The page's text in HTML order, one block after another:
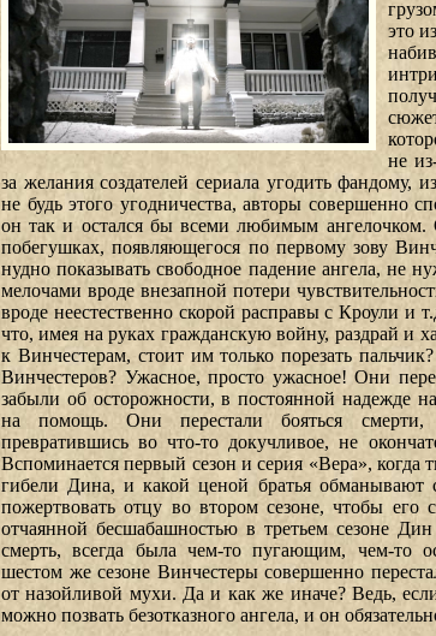
это
не
за желания создателей сериала угодить фандому,
не будь этого угодничества, авторы совершенно
он так и остался бы всеми любимым
побегушках, появляющегося по первому зову
нудно показывать свободное падение ангела, не
мелочами вроде внезапной потери
вроде неестественно скорой расправы с Кроули и
что, имея на руках гражданскую войну, раздрай и
к Винчестерам, стоит им только порезать
Винчестеров? Ужасное, просто ужасное! Они
забыли об осторожности, в постоянной надежде
на помощь. Они перестали бояться смерти,
превратившись во что-то докучливое, не
Вспоминается первый сезон и серия «Вера»,
гибели Дина, и какой ценой братья обманывают
пожертвовать отцу во втором сезоне, чтобы
отчаянной бесшабашностью в третьем сезоне
смерть, всегда была чем-то пугающим, чем-то
шестом же сезоне Винчестеры совершенно
от назойливой мухи. Да и как же иначе? Ведь,
можно позвать безотказного ангела, и он